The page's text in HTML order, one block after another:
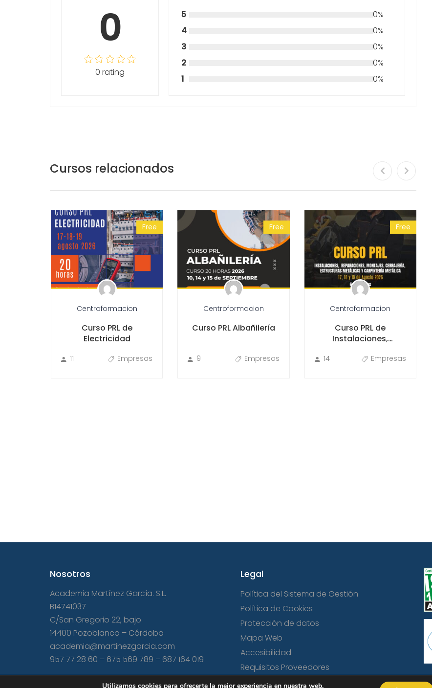
0
0 rating
5
0%
4
0%
3
0%
2
0%
1
0%
Cursos relacionados
Free
Centroformacion
Curso PRL de
Electricidad
11 Empresas
Free
Centroformacion
Curso PRL Albañilería
9 Empresas
Free
Centroformacion
Curso PRL de
Instalaciones,
Montajes, Cerrajería,
14 Empresas
Nosotros
Academia Martínez García. S.L.
B14741037
C/San Gregorio 22, bajo
14400 Pozoblanco – Córdoba
academia@martinezgarcia.com
957 77 28 60 – 675 569 789 – 687 164 019
Legal
Política del Sistema de Gestión
Política de Cookies
Protección de datos
Mapa Web
Accesibilidad
Requisitos Proveedores
Utilizamos cookies para ofrecerte la mejor experiencia en nuestra web.